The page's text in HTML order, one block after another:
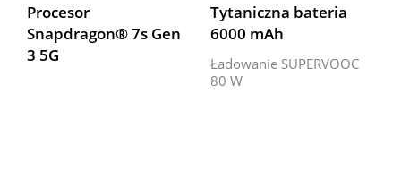
Procesor
Snapdragon® 7s Gen
3 5G
Tytaniczna bateria
6000 mAh
Ładowanie SUPERVOOC
80 W